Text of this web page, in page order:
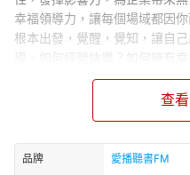
幸福領導力，讓每個場域都因
根本出發，覺醒，覺知，讓自
導。如何經營快樂？如何擁有
霞交給你這把密鑰，教你有效
華人圈最有影響力的情商導師
合璧的家庭，從小受東西方不
術，多年來一直秉持著「活出
查
品牌 愛播聽書FM